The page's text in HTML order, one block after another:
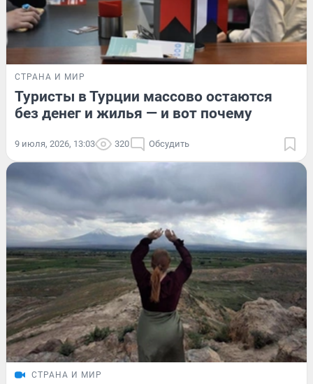
СТРАНА И МИР
Туристы в Турции массово остаются
без денег и жилья — и вот почему
9 июля, 2026, 13:03 320 Обсудить
СТРАНА И МИР